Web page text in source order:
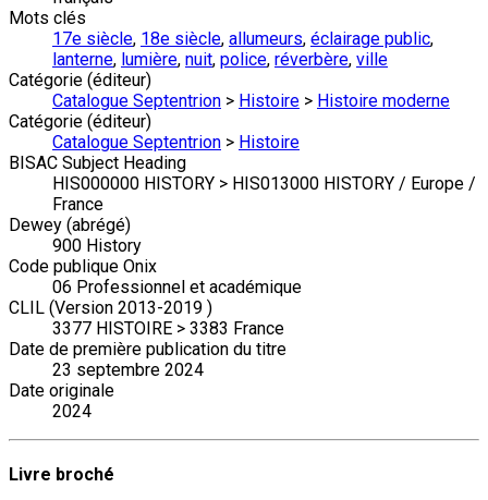
Mots clés
17e siècle, 18e siècle, allumeurs, éclairage public,
lanterne, lumière, nuit, police, réverbère, ville
Catégorie (éditeur)
Catalogue Septentrion > Histoire > Histoire moderne
Catégorie (éditeur)
Catalogue Septentrion > Histoire
BISAC Subject Heading
HIS000000 HISTORY > HIS013000 HISTORY / Europe /
France
Dewey (abrégé)
900 History
Code publique Onix
06 Professionnel et académique
CLIL (Version 2013-2019 )
3377 HISTOIRE > 3383 France
Date de première publication du titre
23 septembre 2024
Date originale
2024
Livre broché